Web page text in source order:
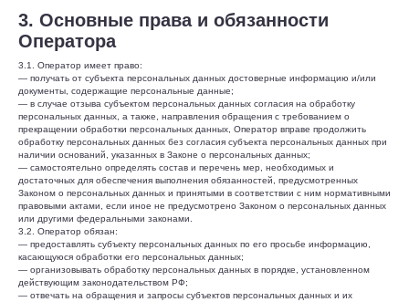
3. Основные права и обязанности
Оператора
3.1. Оператор имеет право:
— получать от субъекта персональных данных достоверные информацию и/или
документы, содержащие персональные данные;
— в случае отзыва субъектом персональных данных согласия на обработку
персональных данных, а также, направления обращения с требованием о
прекращении обработки персональных данных, Оператор вправе продолжить
обработку персональных данных без согласия субъекта персональных данных при
наличии оснований, указанных в Законе о персональных данных;
— самостоятельно определять состав и перечень мер, необходимых и
достаточных для обеспечения выполнения обязанностей, предусмотренных
Законом о персональных данных и принятыми в соответствии с ним нормативными
правовыми актами, если иное не предусмотрено Законом о персональных данных
или другими федеральными законами.
3.2. Оператор обязан:
— предоставлять субъекту персональных данных по его просьбе информацию,
касающуюся обработки его персональных данных;
— организовывать обработку персональных данных в порядке, установленном
действующим законодательством РФ;
— отвечать на обращения и запросы субъектов персональных данных и их